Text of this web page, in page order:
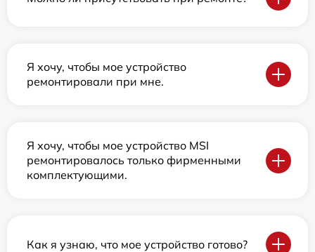
Я хочу, чтобы мое устройство
ремонтировали при мне.
Я хочу, чтобы мое устройство MSI
ремонтировалось только фирменными
комплектующими.
Как я узнаю, что мое устройство готово?